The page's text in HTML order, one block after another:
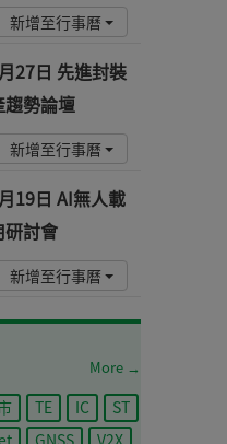
新增至行事曆
27日 先進封裝
勢論壇
新增至行事曆
19日 AI無人載
研討會
新增至行事曆
More →
TE IC
ST
GNSS
V2X